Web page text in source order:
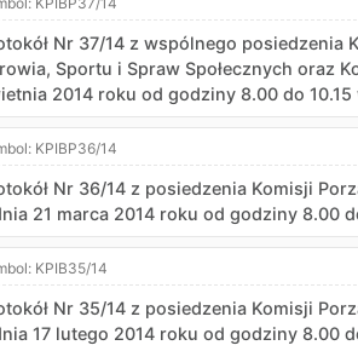
Nr 37/14 z wspólnego posiedzenia
Sportu i Spraw Społecznych oraz
2014 roku od godziny 8.00 do
KPIBP36/14
Nr 36/14 z posiedzenia Komisji
21 marca 2014 roku od godziny 8.00
KPIB35/14
Nr 35/14 z posiedzenia Komisji
17 lutego 2014 roku od godziny 8.00